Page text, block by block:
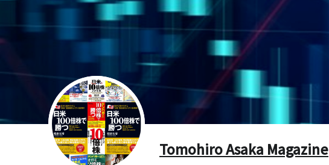
Tomohiro Asaka Magazine